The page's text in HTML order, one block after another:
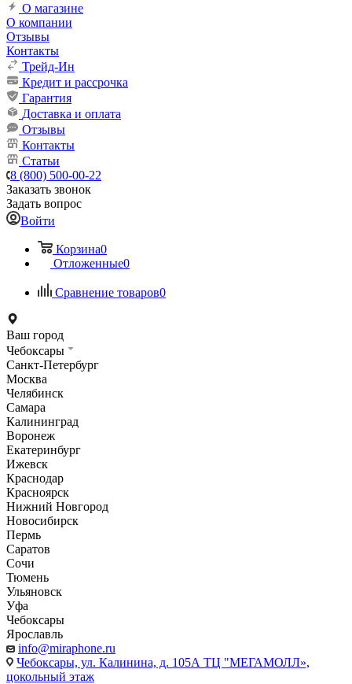
О магазине
О компании
Отзывы
Контакты
Трейд-Ин
Кредит и рассрочка
Гарантия
Доставка и оплата
Отзывы
Контакты
Статьи
8 (800) 500-00-22
Заказать звонок
Задать вопрос
Войти
Корзина0
Отложенные0
Сравнение товаров0
Ваш город
Чебоксары
Санкт-Петербург
Москва
Челябинск
Самара
Калининград
Воронеж
Екатеринбург
Ижевск
Краснодар
Красноярск
Нижний Новгород
Новосибирск
Пермь
Саратов
Сочи
Тюмень
Ульяновск
Уфа
Чебоксары
Ярославль
info@miraphone.ru
Чебоксары, ул. Калинина, д. 105А ТЦ "МЕГАМОЛЛ»,
цокольный этаж